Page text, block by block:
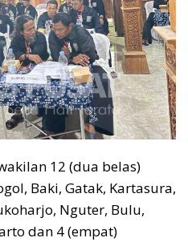
12 (dua belas)
Baki, Gatak, Kartasura,
Nguter, Bulu,
dan 4 (empat)